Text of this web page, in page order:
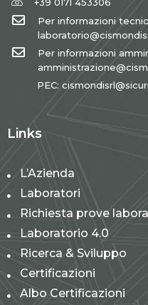
Per informazioni
Per informazioni
PEC:
Links
L’Azienda
Laboratori
Richiesta prove
Laboratorio 4.0
Ricerca & Sviluppo
Certificazioni
Albo Certificazioni